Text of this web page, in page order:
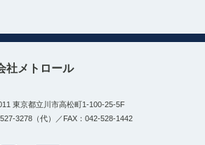
社メトロール
東京都立川市高松町1-100-25-5F
3278（代）／FAX：042-528-1442